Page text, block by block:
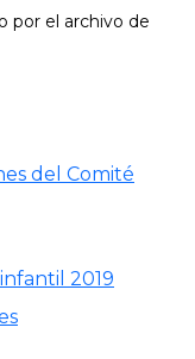
por el archivo de
del Comité
2019